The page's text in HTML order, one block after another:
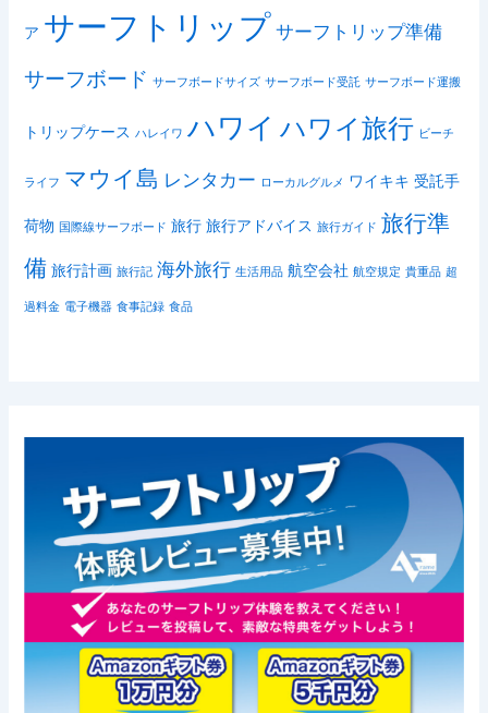
ア サーフトリップ サーフトリップ準備
サーフボード サーフボードサイズ サーフボード受託 サーフボード運搬
トリップケース ハレイワ ハワイ ハワイ旅行 ビーチ
ライフ マウイ島 レンタカー ローカルグルメ ワイキキ 受託手
荷物 国際線サーフボード 旅行 旅行アドバイス 旅行ガイド 旅行準
備 旅行計画 旅行記 海外旅行 生活用品 航空会社 航空規定 貴重品 超
過料金 電子機器 食事記録 食品